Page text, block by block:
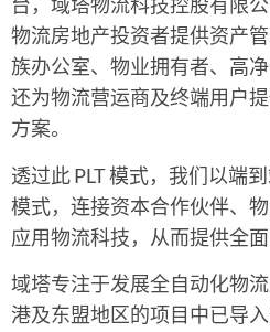
物流房地产投资者提供资产
族办公室、物业拥有者、高
还为物流营运商及终端用户
方案。
透过此 PLT 模式，我们以端
模式，连接资本合作伙伴、
应用物流科技，从而提供全面
域塔专注于发展全自动化物
港及东盟地区的项目中已导